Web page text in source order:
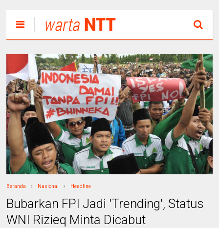
Beranda Nasional Headline
Bubarkan FPI Jadi 'Trending', Status
WNI Rizieq Minta Dicabut